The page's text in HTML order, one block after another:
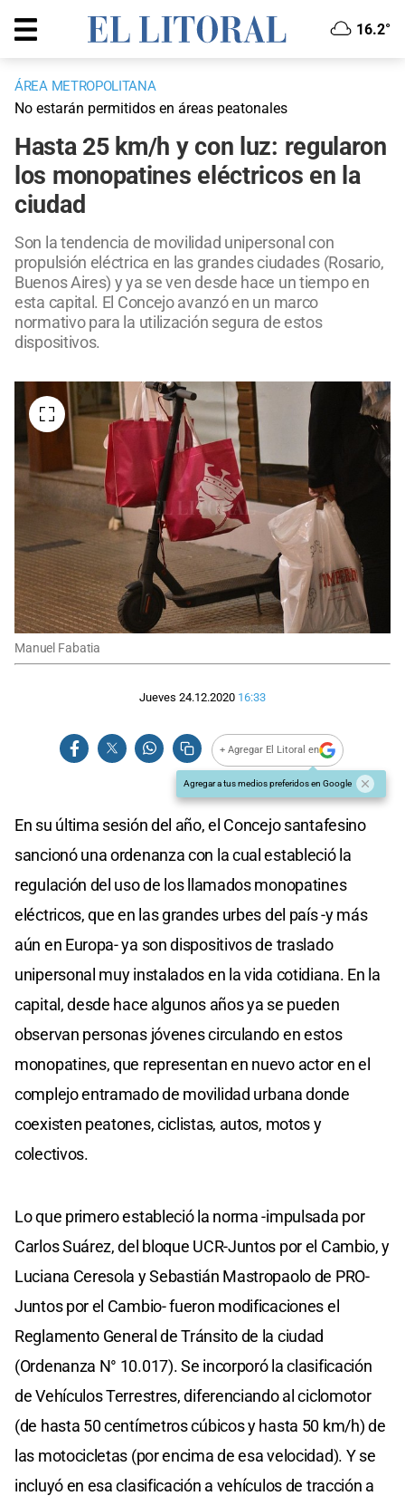
16.2°
ÁREA METROPOLITANA
No estarán permitidos en áreas peatonales
Hasta 25 km/h y con luz: regularon
los monopatines eléctricos en la
ciudad
Son la tendencia de movilidad unipersonal con
propulsión eléctrica en las grandes ciudades (Rosario,
Buenos Aires) y ya se ven desde hace un tiempo en
esta capital. El Concejo avanzó en un marco
normativo para la utilización segura de estos
dispositivos.
Manuel Fabatia
Jueves 24.12.2020 16:33
+ Agregar El Litoral en
Agregar a tus medios preferidos en Google
En su última sesión del año, el Concejo santafesino
sancionó una ordenanza con la cual estableció la
regulación del uso de los llamados monopatines
eléctricos, que en las grandes urbes del país -y más
aún en Europa- ya son dispositivos de traslado
unipersonal muy instalados en la vida cotidiana. En la
capital, desde hace algunos años ya se pueden
observan personas jóvenes circulando en estos
monopatines, que representan en nuevo actor en el
complejo entramado de movilidad urbana donde
coexisten peatones, ciclistas, autos, motos y
colectivos.
Lo que primero estableció la norma -impulsada por
Carlos Suárez, del bloque UCR-Juntos por el Cambio, y
Luciana Ceresola y Sebastián Mastropaolo de PRO-
Juntos por el Cambio- fueron modificaciones el
Reglamento General de Tránsito de la ciudad
(Ordenanza N° 10.017). Se incorporó la clasificación
de Vehículos Terrestres, diferenciando al ciclomotor
(de hasta 50 centímetros cúbicos y hasta 50 km/h) de
las motocicletas (por encima de esa velocidad). Y se
incluyó en esa clasificación a vehículos de tracción a